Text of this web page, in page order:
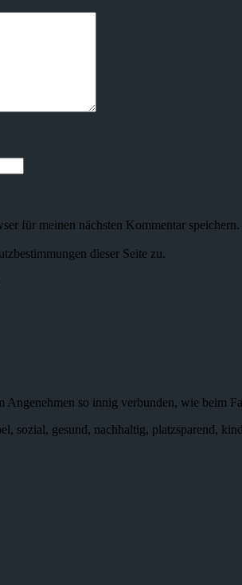
für meinen nächsten Kommentar speichern.
dieser Seite zu.
so innig verbunden, wie beim
sozial, gesund, nachhaltig, platzsparend,